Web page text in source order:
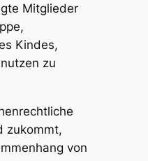
Mitglieder
Kindes,
zu
zukommt,
von